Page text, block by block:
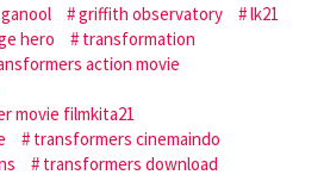
ganool griffith observatory
lk21
hero
transformation
action movie
movie filmkita21
transformers cinemaindo
transformers download